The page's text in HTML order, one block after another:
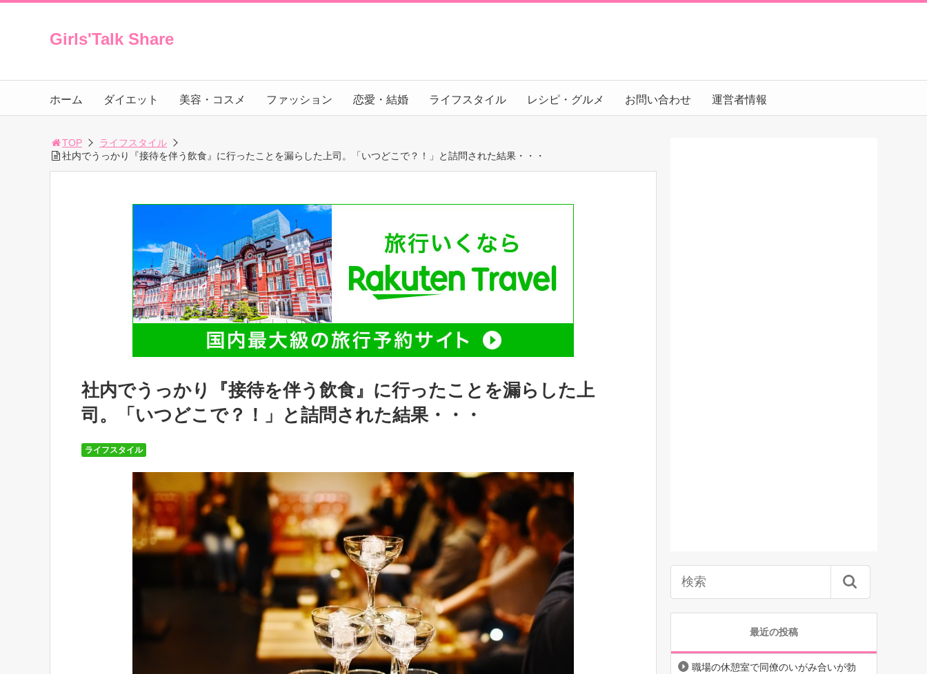
Girls'Talk Share
ホーム ダイエット 美容・コスメ ファッション 恋愛・結婚 ライフスタイル レシピ・グルメ お問い合わせ 運営者情報
TOP
ライフスタイル
社内でうっかり『接待を伴う飲食』に行ったことを漏らした上司。「いつどこで？！」と詰問された結果・・・
社内でうっかり『接待を伴う飲食』に行ったことを漏らした上
司。「いつどこで？！」と詰問された結果・・・
ライフスタイル
最近の投稿
職場の休憩室で同僚のいがみ合いが勃